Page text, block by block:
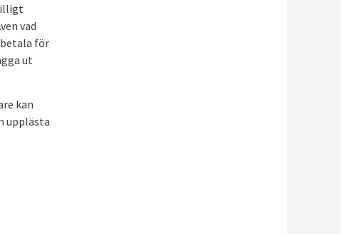
vad
för
ut
kan
upplästa